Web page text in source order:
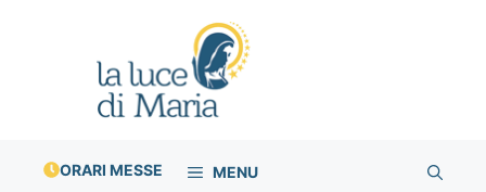
ORARI MESSE MENU